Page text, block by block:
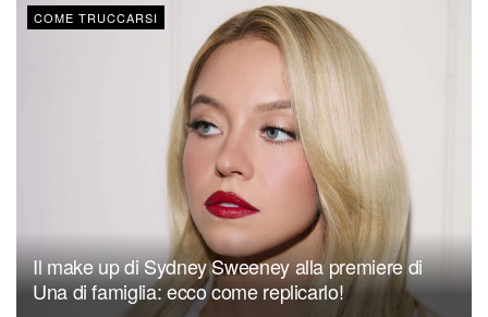
COME TRUCCARSI
Il make up di Sydney Sweeney alla premiere di
Una di famiglia: ecco come replicarlo!